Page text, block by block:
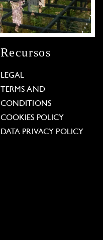
Recursos
LEGAL
TERMS AND
CONDITIONS
COOKIES POLICY
DATA PRIVACY POLICY